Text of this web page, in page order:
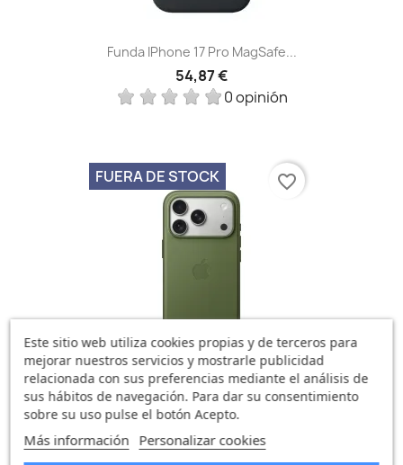
Funda IPhone 17 Pro MagSafe...
54,87 €
0 opinión
Funda MagSafe IPhone 17...
64,18 €
0 opinión
FUERA DE STOCK favorite_border
Este sitio web utiliza cookies propias y de terceros para
mejorar nuestros servicios y mostrarle publicidad
relacionada con sus preferencias mediante el análisis de
sus hábitos de navegación. Para dar su consentimiento
sobre su uso pulse el botón Acepto.
Más información Personalizar cookies